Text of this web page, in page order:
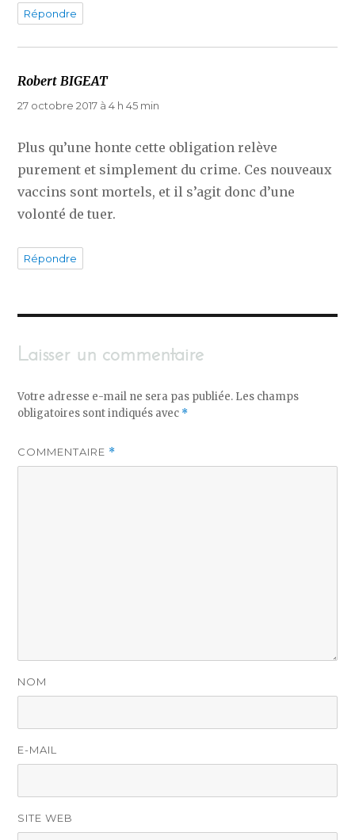
Répondre
Robert BIGEATdit :
27 octobre 2017 à 4 h 45 min
Plus qu’une honte cette obligation relève
purement et simplement du crime. Ces nouveaux
vaccins sont mortels, et il s’agit donc d’une
volonté de tuer.
Répondre
Laisser un commentaire
Votre adresse e-mail ne sera pas publiée. Les champs
obligatoires sont indiqués avec *
COMMENTAIRE *
NOM
E-MAIL
SITE WEB